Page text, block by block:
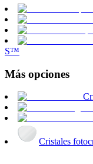
S™
Más opciones
Cristales